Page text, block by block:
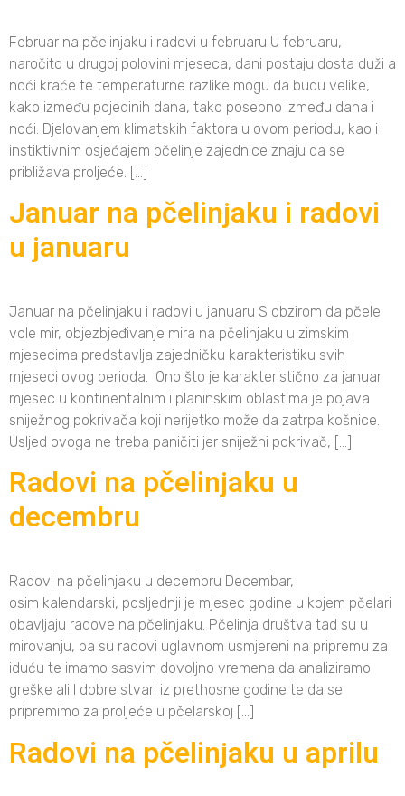
Februar na pčelinjaku i radovi u februaru U februaru,
naročito u drugoj polovini mjeseca, dani postaju dosta duži a
noći kraće te temperaturne razlike mogu da budu velike,
kako između pojedinih dana, tako posebno između dana i
noći. Djelovanjem klimatskih faktora u ovom periodu, kao i
instiktivnim osjećajem pčelinje zajednice znaju da se
približava proljeće. […]
Januar na pčelinjaku i radovi
u januaru
Januar na pčelinjaku i radovi u januaru S obzirom da pčele
vole mir, objezbjeđivanje mira na pčelinjaku u zimskim
mjesecima predstavlja zajedničku karakteristiku svih
mjeseci ovog perioda. Ono što je karakteristično za januar
mjesec u kontinentalnim i planinskim oblastima je pojava
sniježnog pokrivača koji nerijetko može da zatrpa košnice.
Usljed ovoga ne treba paničiti jer sniježni pokrivač, […]
Radovi na pčelinjaku u
decembru
Radovi na pčelinjaku u decembru Decembar,
osim kalendarski, posljednji je mjesec godine u kojem pčelari
obavljaju radove na pčelinjaku. Pčelinja društva tad su u
mirovanju, pa su radovi uglavnom usmjereni na pripremu za
iduću te imamo sasvim dovoljno vremena da analiziramo
greške ali I dobre stvari iz prethosne godine te da se
pripremimo za proljeće u pčelarskoj […]
Radovi na pčelinjaku u aprilu